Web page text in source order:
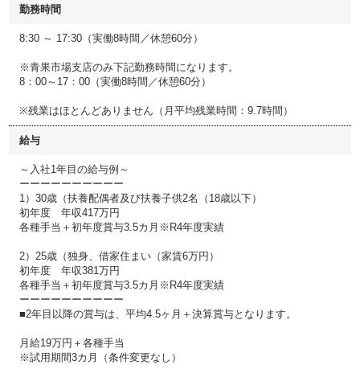
勤務時間
8:30 ～ 17:30（実働8時間／休憩60分）
※青果市場支店のみ下記勤務時間になります。
8：00～17：00（実働8時間／休憩60分）
※残業はほとんどありません（月平均残業時間：9.7時間）
給与
～入社1年目の給与例～
ーーーーーーーーーー
1）30歳（扶養配偶者及び扶養子供2名（18歳以下）
初年度 年収417万円
各種手当＋初年度賞与3.5カ月※R4年度実績
2）25歳（独身、借家住まい（家賃6万円）
初年度 年収381万円
各種手当＋初年度賞与3.5カ月※R4年度実績
ーーーーーーーーーー
■2年目以降の賞与は、平均4.5ヶ月＋決算賞与となります。
月給19万円＋各種手当
※試用期間3カ月（条件変更なし）